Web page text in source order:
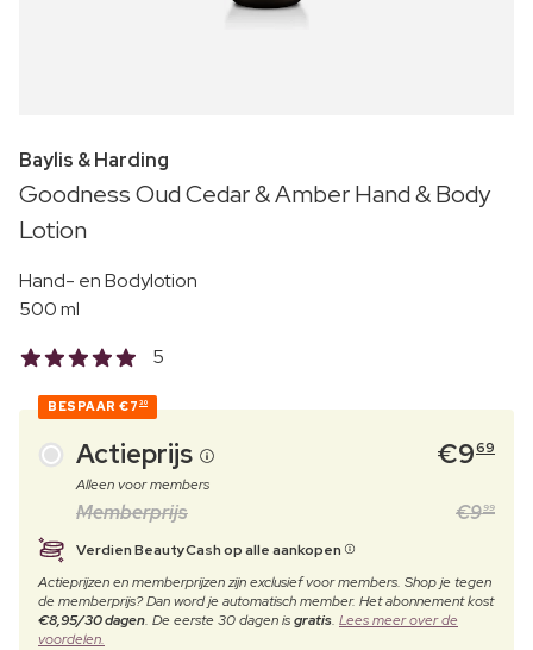
Baylis & Harding
Goodness Oud Cedar & Amber Hand & Body
Lotion
Hand- en Bodylotion
500 ml
5
BESPAAR €7 30
Actieprijs €969
Alleen voor members
Memberprijs €999
Verdien BeautyCash op alle aankopen
Actieprijzen en memberprijzen zijn exclusief voor members. Shop je tegen
de memberprijs? Dan word je automatisch member. Het abonnement kost
€8,95/30 dagen. De eerste 30 dagen isgratis. Lees meer over de
voordelen.